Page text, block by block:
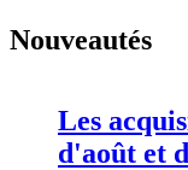
Nouveautés
Les
d'août et